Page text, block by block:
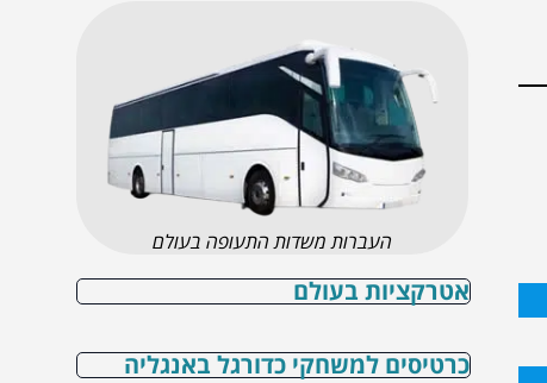
העברות משדות התעופה בעולם
אטרקציות בעולם
כרטיסים למשחקי כדורגל באנגליה